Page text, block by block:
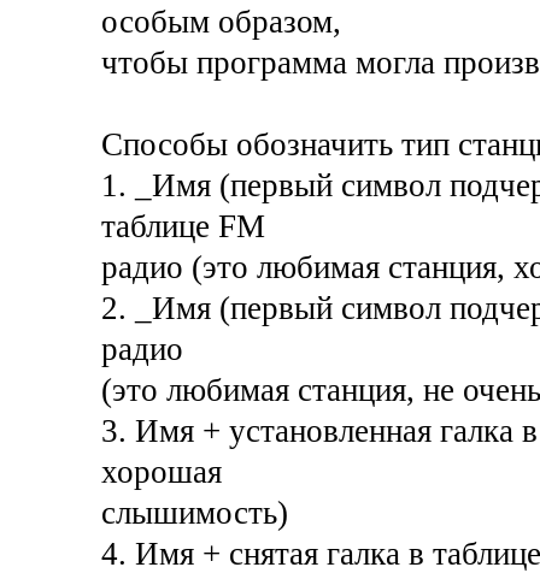
особым образом,
чтобы программа могла
Способы обозначить тип
1. _Имя (первый символ
таблице FM
радио (это любимая станция,
2. _Имя (первый символ
радио
(это любимая станция, не
3. Имя + установленная галка
хорошая
слышимость)
4. Имя + снятая галка в